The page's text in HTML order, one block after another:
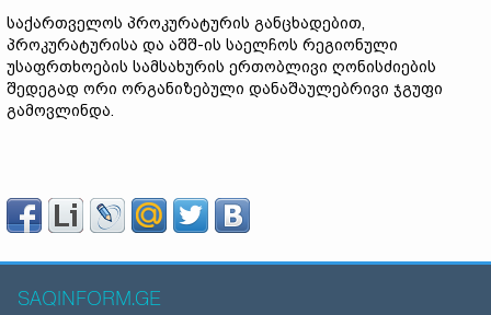
საქართველოს პროკურატურის განცხადებით,
პროკურატურისა და აშშ-ის საელჩოს რეგიონული
უსაფრთხოების სამსახურის ერთობლივი ღონისძიების
შედეგად ორი ორგანიზებული დანაშაულებრივი ჯგუფი
გამოვლინდა.
SAQINFORM.GE